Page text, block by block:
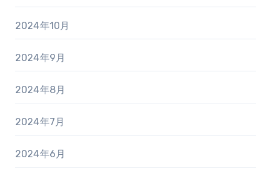
2024年10月
2024年9月
2024年8月
2024年7月
2024年6月